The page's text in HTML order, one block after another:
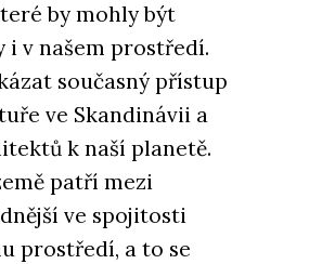
by mohly být
i v našem prostředí.
současný přístup
ve Skandinávii a
k naší planetě.
patří mezi
ve spojitosti
prostředí, a to se